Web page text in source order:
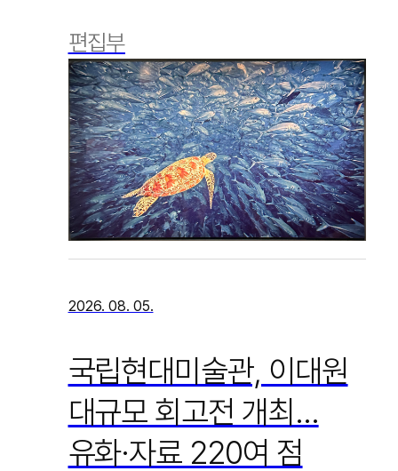
편집부
2026. 08. 05.
국립현대미술관, 이대원
대규모 회고전 개최…
유화·자료 220여 점